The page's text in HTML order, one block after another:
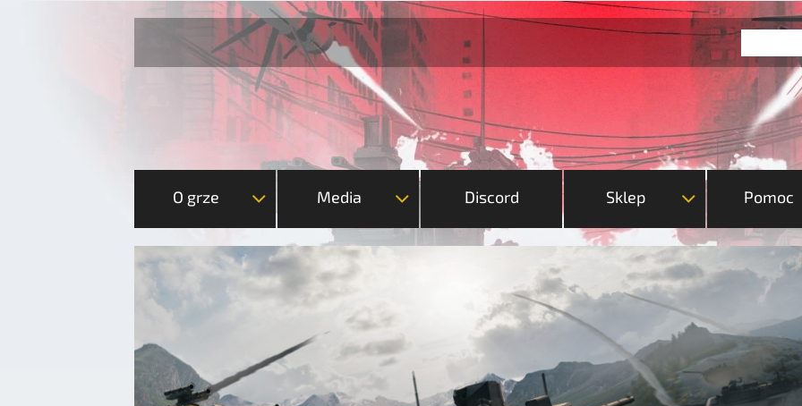
O grze Media Discord Sklep Pomoc